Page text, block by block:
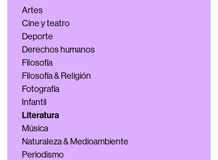
Artes
Cine y teatro
Deporte
Derechos humanos
Filosofía
Filosofía & Religión
Fotografía
Infantil
Literatura
Música
Naturaleza & Medioambiente
Periodismo